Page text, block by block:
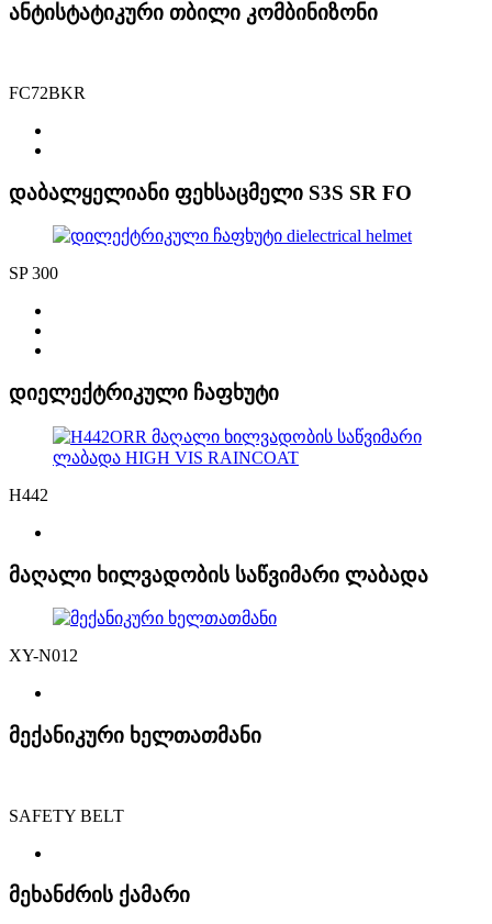
ანტისტატიკური თბილი კომბინიზონი
FC72BKR
დაბალყელიანი ფეხსაცმელი S3S SR FO
SP 300
დიელექტრიკული ჩაფხუტი
H442
მაღალი ხილვადობის საწვიმარი ლაბადა
XY-N012
მექანიკური ხელთათმანი
SAFETY BELT
მეხანძრის ქამარი